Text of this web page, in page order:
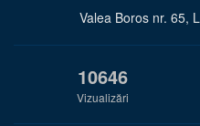
Valea Boros nr. 65,
10646
Vizualizări